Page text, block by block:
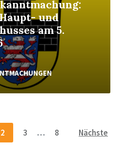
und
am 5.
2 3 … 8 Nächste